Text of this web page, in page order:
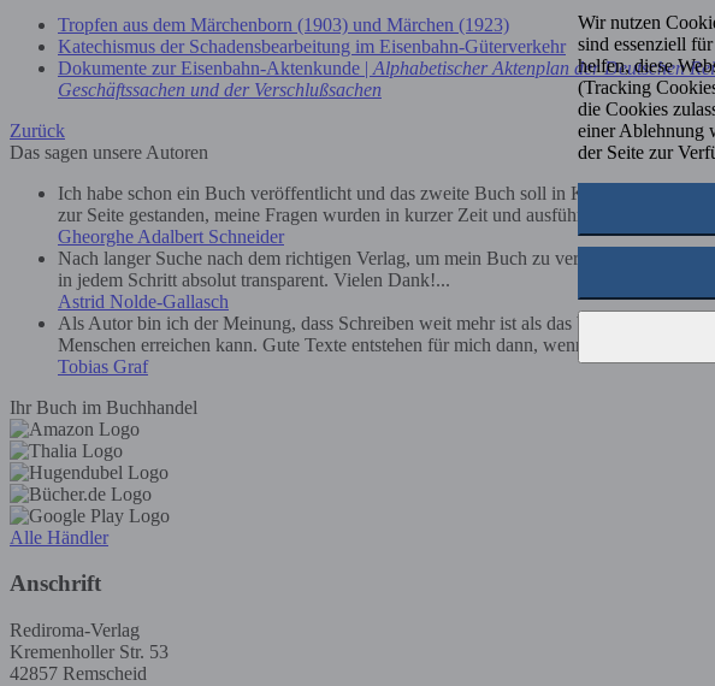
Tropfen aus dem Märchenborn (1903) und Märchen (1923)
Katechismus der Schadensbearbeitung im Eisenbahn-Güterverkehr
Dokumente zur Eisenbahn-Aktenkunde | Alphabetischer Aktenplan der Deutschen
Geschäftssachen und der Verschlußsachen
Zurück
Das sagen unsere Autoren
Ich habe schon ein Buch veröffentlicht und das zweite Buch soll in Kürze folgen.
zur Seite gestanden, meine Fragen wurden in kurzer Zeit und ausführlich
Gheorghe Adalbert Schneider
Nach langer Suche nach dem richtigen Verlag, um mein Buch zu veröffentlichen,
in jedem Schritt absolut transparent. Vielen Dank!...
Astrid Nolde-Gallasch
Als Autor bin ich der Meinung, dass Schreiben weit mehr ist als das bloße
Menschen erreichen kann. Gute Texte entstehen für mich dann, wenn Ehrlichkeit
Tobias Graf
Ihr Buch im Buchhandel
Alle Händler
Anschrift
Rediroma-Verlag
Kremenholler Str. 53
42857 Remscheid
Wir nutzen
sind essenziell
helfen, diese
(Tracking
die Cookies
einer Ablehnung
der Seite zur